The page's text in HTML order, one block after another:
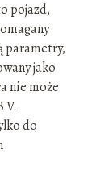
pojazd,
parametry,
jako
nie może
V.
do